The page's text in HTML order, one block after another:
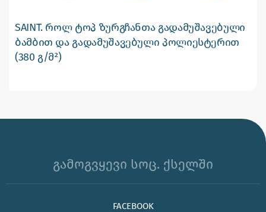
SAINT. როლ ტოპ ზურგჩანთა გადამუშავებული
ბამბით და გადამუშავებული პოლიესტერით
(380 გ/მ²)
გამოგვყევი სოც. ქსელში
FACEBOOK